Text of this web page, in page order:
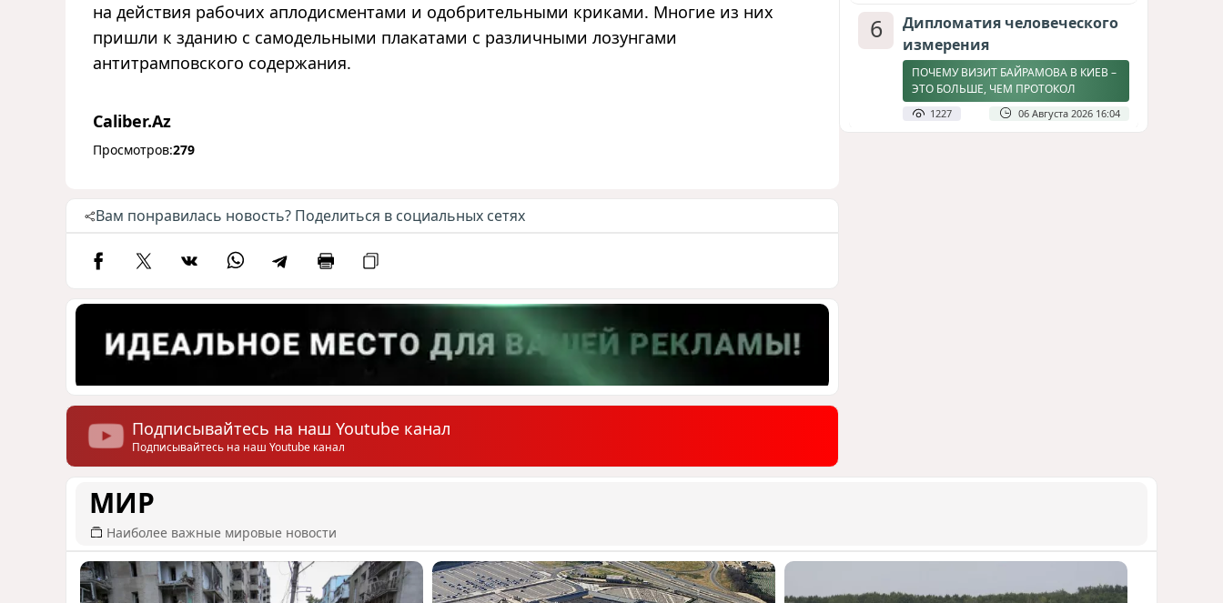
на действия рабочих аплодисментами и одобрительными криками. Многие из них
пришли к зданию с самодельными плакатами с различными лозунгами
антитрамповского содержания.
Caliber.Az
Просмотров:279
Вам понравилась новость? Поделиться в социальных сетях
Подписывайтесь на наш Youtube канал
Подписывайтесь на наш Youtube канал
6
Дипломатия человеческого
измерения
ПОЧЕМУ ВИЗИТ БАЙРАМОВА В КИЕВ –
ЭТО БОЛЬШЕ, ЧЕМ ПРОТОКОЛ
1227 06 Августа 2026 16:04
998 07 Августа 2026 16:59
МИР
Наиболее важные мировые новости